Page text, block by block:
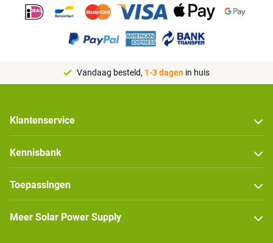
Vandaag besteld, 1-3 dagen in huis
Klantenservice
Kennisbank
Toepassingen
Meer Solar Power Supply